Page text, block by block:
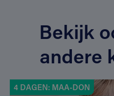
Bekijk
andere
4 DAGEN: MAA-DON